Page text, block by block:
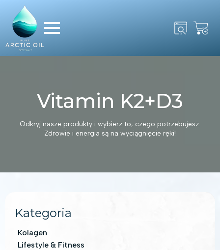
for:
Vitamin K2+D3
Odkryj nasze produkty i wybierz to, czego potrzebujesz.
Zdrowie i energia są na wyciągnięcie ręki!
Kategoria
Kolagen
Lifestyle & Fitness